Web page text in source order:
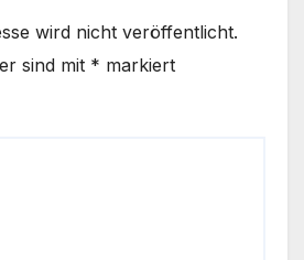
wird nicht veröffentlicht.
sind mit * markiert